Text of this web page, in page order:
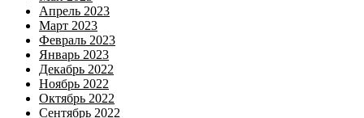
Апрель 2023
Март 2023
Февраль 2023
Январь 2023
Декабрь 2022
Ноябрь 2022
Октябрь 2022
Сентябрь 2022